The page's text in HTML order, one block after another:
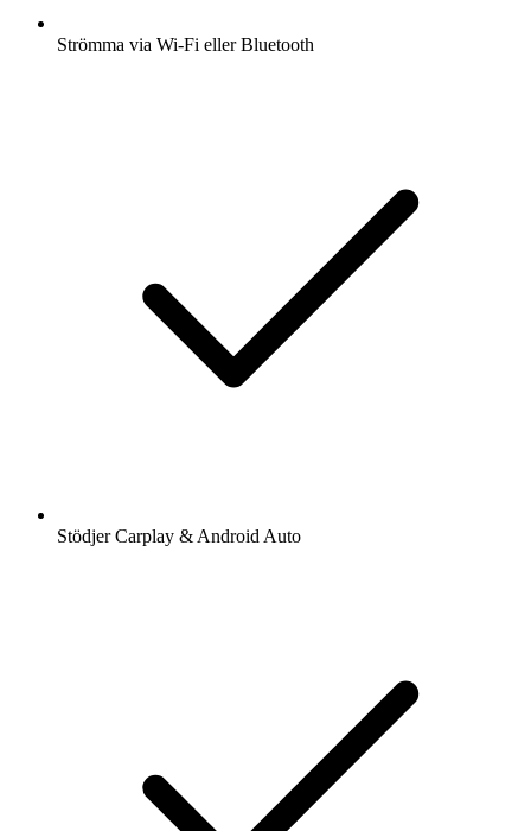
Strömma via Wi-Fi eller Bluetooth
Stödjer Carplay & Android Auto